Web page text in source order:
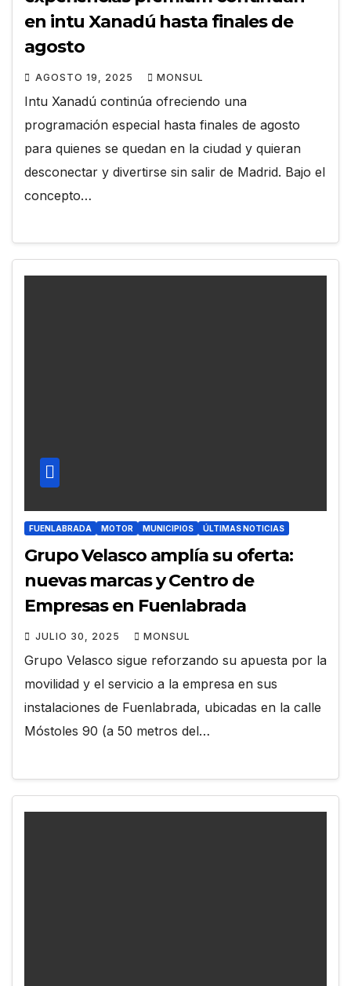
en intu Xanadú hasta finales de
agosto
AGOSTO 19, 2025 MONSUL
Intu Xanadú continúa ofreciendo una
programación especial hasta finales de agosto
para quienes se quedan en la ciudad y quieran
desconectar y divertirse sin salir de Madrid. Bajo el
concepto…
FUENLABRADA MOTOR MUNICIPIOS ÚLTIMAS NOTICIAS
Grupo Velasco amplía su oferta:
nuevas marcas y Centro de
Empresas en Fuenlabrada
JULIO 30, 2025 MONSUL
Grupo Velasco sigue reforzando su apuesta por la
movilidad y el servicio a la empresa en sus
instalaciones de Fuenlabrada, ubicadas en la calle
Móstoles 90 (a 50 metros del…